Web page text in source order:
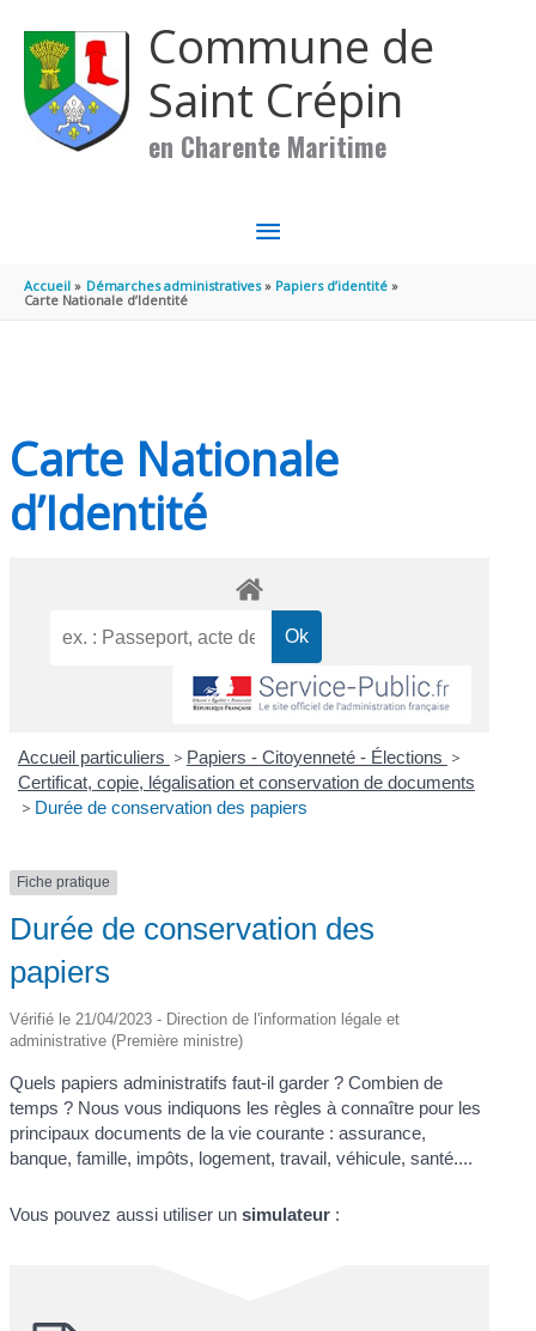
Commune de
Saint Crépin
en Charente Maritime
MENU
PRINCIPAL
Accueil Démarches administratives
Papiers d’identité
Carte Nationale d’Identité
Carte Nationale
d’Identité
Accueil particuliers > Papiers - Citoyenneté - Élections >
Certificat, copie, légalisation et conservation de documents
> Durée de conservation des papiers
Fiche pratique
Durée de conservation des
papiers
Vérifié le 21/04/2023 - Direction de l'information légale et
administrative (Première ministre)
Quels papiers administratifs faut-il garder ? Combien de
temps ? Nous vous indiquons les règles à connaître pour les
principaux documents de la vie courante : assurance,
banque, famille, impôts, logement, travail, véhicule, santé....
Vous pouvez aussi utiliser unsimulateur :